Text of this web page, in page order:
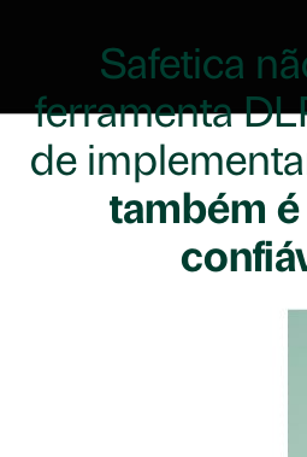
Safetica
ferramenta
de
também é